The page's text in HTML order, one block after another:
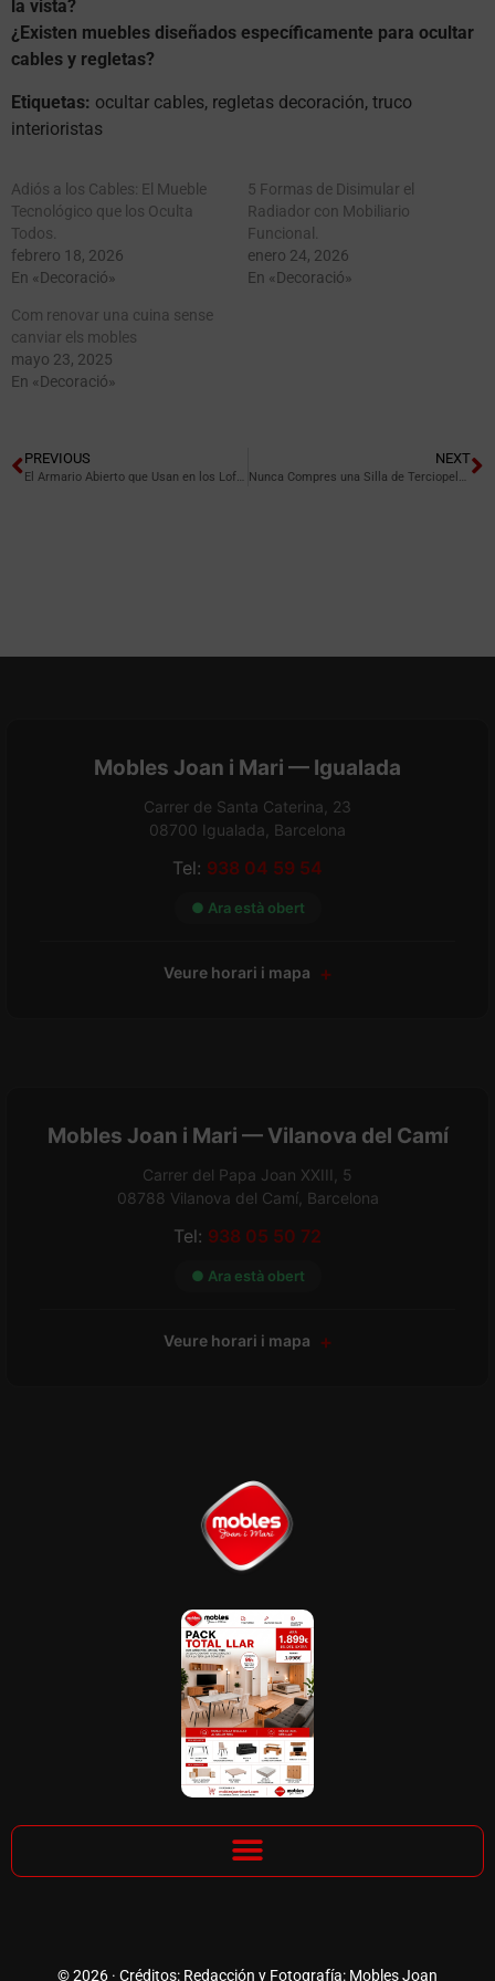
la vista?
¿Existen muebles diseñados específicamente para ocultar
cables y regletas?
Etiquetas: ocultar cables, regletas decoración, truco
interioristas
Adiós a los Cables: El Mueble
Tecnológico que los Oculta
Todos.
febrero 18, 2026
En «Decoració»
5 Formas de Disimular el
Radiador con Mobiliario
Funcional.
enero 24, 2026
En «Decoració»
Com renovar una cuina sense
canviar els mobles
mayo 23, 2025
En «Decoració»
PREVIOUS
El Armario Abierto que Usan en los Lofts de Vilanova del Camí.
NEXT
Nunca Compres una Silla de Terciopelo sin Leer Esto.
Mobles Joan i Mari — Igualada
Carrer de Santa Caterina, 23
08700 Igualada, Barcelona
Tel: 938 04 59 54
● Ara està obert
Veure horari i mapa
Mobles Joan i Mari — Vilanova del Camí
Carrer del Papa Joan XXIII, 5
08788 Vilanova del Camí, Barcelona
Tel: 938 05 50 72
● Ara està obert
Veure horari i mapa
© 2026 · Créditos: Redacción y Fotografía: Mobles Joan